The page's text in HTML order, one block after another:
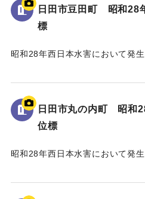
日田市豆田町 昭和28
標
昭和28年西日本水害において発
地面から75cmの位置に水位が示
｜固有コード: 005430111
日田市丸の内町 昭和
位標
昭和28年西日本水害において発
地面から40cmの位置に水位が示